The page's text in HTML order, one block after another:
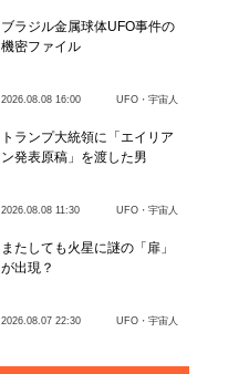
ブラジル金属球体UFO事件の
機密ファイル
2026.08.08 16:00 UFO・宇宙人
トランプ大統領に「エイリア
ン発表原稿」を渡した男
2026.08.08 11:30 UFO・宇宙人
またしても火星に謎の「扉」
が出現？
2026.08.07 22:30 UFO・宇宙人